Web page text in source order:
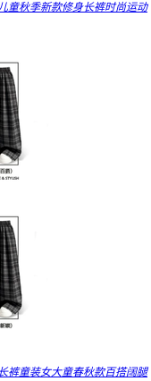
童秋季新款修身长裤时尚运动
裤童装女大童春秋款百搭阔腿